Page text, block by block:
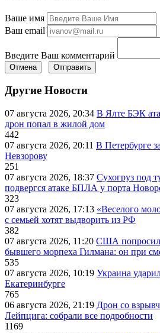
Ваше имя
Ваш email
Введите Ваш комментарий
Отмена Отправить
Другие Новости
07 августа 2026, 20:34 В Ялте БЭК
дрон попал в жилой дом
442
07 августа 2026, 20:11 В Петербурге
Невзорову
251
07 августа 2026, 18:37 Сухогруз под
подвергся атаке БПЛА у порта
323
07 августа 2026, 17:13 «Веселого
с семьей хотят выдворить из РФ
382
07 августа 2026, 11:20 США
бывшего морпеха Гилмана: он при
535
07 августа 2026, 10:19 Украина
Екатеринбурге
765
06 августа 2026, 21:19 Дрон со
Лейпцига: собрали все подробности
1169